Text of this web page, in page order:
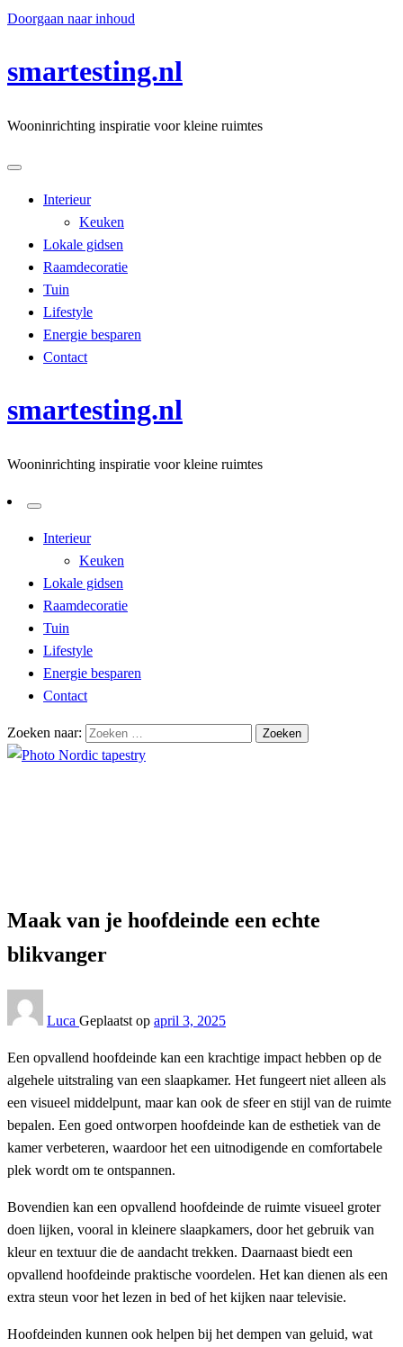
Doorgaan naar inhoud
smartesting.nl
Wooninrichting inspiratie voor kleine ruimtes
Interieur
Keuken
Lokale gidsen
Raamdecoratie
Tuin
Lifestyle
Energie besparen
Contact
smartesting.nl
Wooninrichting inspiratie voor kleine ruimtes
Interieur
Keuken
Lokale gidsen
Raamdecoratie
Tuin
Lifestyle
Energie besparen
Contact
Zoeken naar:
Maak van je hoofdeinde een echte
blikvanger
Luca Geplaatst op april 3, 2025
Een opvallend hoofdeinde kan een krachtige impact hebben op de
algehele uitstraling van een slaapkamer. Het fungeert niet alleen als
een visueel middelpunt, maar kan ook de sfeer en stijl van de ruimte
bepalen. Een goed ontworpen hoofdeinde kan de esthetiek van de
kamer verbeteren, waardoor het een uitnodigende en comfortabele
plek wordt om te ontspannen.
Bovendien kan een opvallend hoofdeinde de ruimte visueel groter
doen lijken, vooral in kleinere slaapkamers, door het gebruik van
kleur en textuur die de aandacht trekken. Daarnaast biedt een
opvallend hoofdeinde praktische voordelen. Het kan dienen als een
extra steun voor het lezen in bed of het kijken naar televisie.
Hoofdeinden kunnen ook helpen bij het dempen van geluid, wat